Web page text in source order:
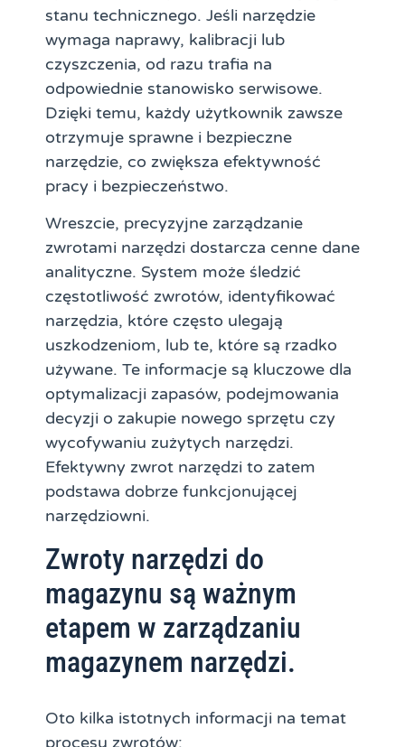
stanu technicznego. Jeśli narzędzie
wymaga naprawy, kalibracji lub
czyszczenia, od razu trafia na
odpowiednie stanowisko serwisowe.
Dzięki temu, każdy użytkownik zawsze
otrzymuje sprawne i bezpieczne
narzędzie, co zwiększa efektywność
pracy i bezpieczeństwo.
Wreszcie, precyzyjne zarządzanie
zwrotami narzędzi dostarcza cenne dane
analityczne. System może śledzić
częstotliwość zwrotów, identyfikować
narzędzia, które często ulegają
uszkodzeniom, lub te, które są rzadko
używane. Te informacje są kluczowe dla
optymalizacji zapasów, podejmowania
decyzji o zakupie nowego sprzętu czy
wycofywaniu zużytych narzędzi.
Efektywny zwrot narzędzi to zatem
podstawa dobrze funkcjonującej
narzędziowni.
Zwroty narzędzi do
magazynu są ważnym
etapem w zarządzaniu
magazynem narzędzi.
Oto kilka istotnych informacji na temat
procesu zwrotów: